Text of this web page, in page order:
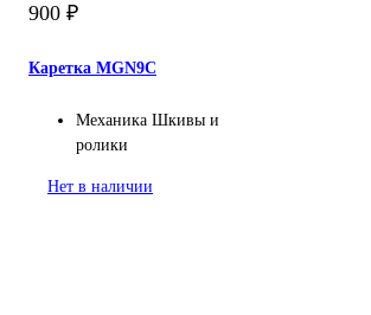
900 ₽
Каретка MGN9C
Механика Шкивы и
ролики
Нет в наличии